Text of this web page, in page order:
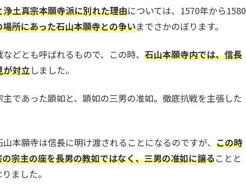
浄土真宗本願寺派に別れた理由については、1570年から1580
所にあった石山本願寺との争いまでさかのぼります。
どとも呼ばれるもので、この時、 石山本願寺内では、信長
が対立しました。
であった顕如と、顕如の三男の准如。徹底抗戦を主張した
本願寺は信長に明け渡されることになるのですが、 この時
宗主の座を長男の教如ではなく、三男の准如に譲ることと
ました。